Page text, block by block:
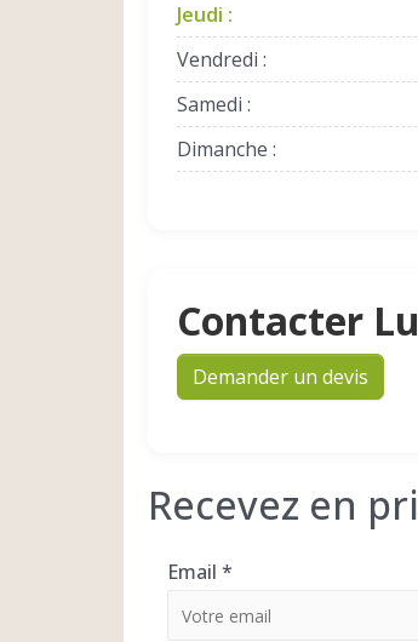
Jeudi :
Vendredi :
Samedi :
Dimanche :
Contacter
Demander un devis
Recevez en
Email *